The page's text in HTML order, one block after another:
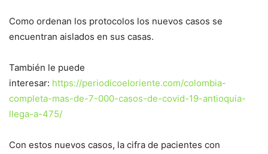
Como ordenan los protocolos los nuevos casos se
encuentran aislados en sus casas.
También le puede
interesar: https://periodicoeloriente.com/colombia-
completa-mas-de-7-000-casos-de-covid-19-antioquia-
llega-a-475/
Con estos nuevos casos, la cifra de pacientes con